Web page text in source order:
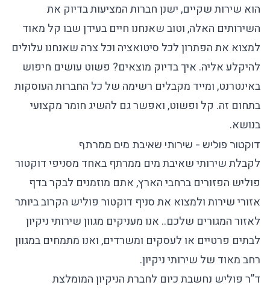
הוא שירות שקיים, ישנן חברות המציעות בדיוק את
השירותים האלה, וטוב שאנחנו חיים בעידן שבו קל מאוד
למצוא את הפתרון לכל סיטואציה וכל צרה שאנחנו עלולים
להיקלע אליה. איך בדיוק מוצאים? פשוט עושים חיפוש
באינטרנט, ומייד מקבלים רשימה של כל החברות העוסקות
בתחום זה. קל ופשוט, ואפשר גם להשיג חומר מקצועי
בנושא.
דוקטור פוליש - שירותי שאיבת מים ממרתף
לקבלת שירותי שאיבת מים ממרתף באחד מסניפי דוקטור
פוליש הפזורים ברחבי הארץ, אתם מוזמנים לבקר בדף
אזורי שירותולמצוא את סניף דוקטור פוליש הקרוב ביותר
לאזור המגורים שלכם.. אנו מעניקים מגווןשירותי ניקיון
לבתים פרטיים או לעסקים ומשרדים, ואנו מתמחים במגוון
רחב מאוד של שירותי ניקיון.
ד”ר פוליש נחשבת כיום לחברת הניקיון המומלצת